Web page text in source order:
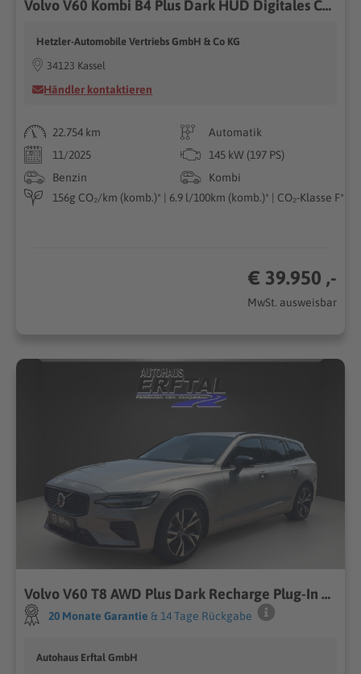
Volvo V60 Kombi B4 Plus Dark HUD Digitales Cockpit Memory Sitze Soundsystem HarmanKardon 360 Kamera
Hetzler-Automobile Vertriebs GmbH & Co KG
34123 Kassel
Händler kontaktieren
22.754 km
Automatik
11/2025
145 kW (197 PS)
Benzin
Kombi
156g CO₂/km (komb.)* | 6.9 l/100km (komb.)* | CO₂-Klasse F*
€ 39.950 ,-
MwSt. ausweisbar
Volvo V60 T8 AWD Plus Dark Recharge Plug-In Hybrid Sta
20 Monate Garantie & 14 Tage Rückgabe
Autohaus Erftal GmbH